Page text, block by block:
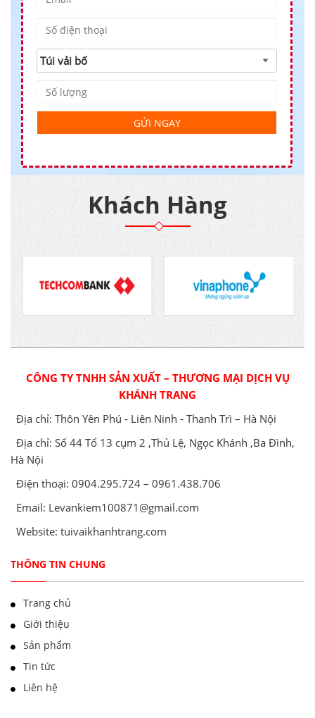
Khách Hàng
CÔNG TY TNHH SẢN XUẤT – THƯƠNG MẠI DỊCH VỤ
KHÁNH TRANG
Địa chỉ: Thôn Yên Phú - Liên Ninh - Thanh Trì – Hà Nội
Địa chỉ: Số 44 Tổ 13 cụm 2 ,Thủ Lệ, Ngọc Khánh ,Ba Đình,
Hà Nội
Điện thoại: 0904.295.724 – 0961.438.706
Email: Levankiem100871@gmail.com
Website: tuivaikhanhtrang.com
THÔNG TIN CHUNG
Trang chủ
Giới thiệu
Sản phẩm
Tin tức
Liên hệ